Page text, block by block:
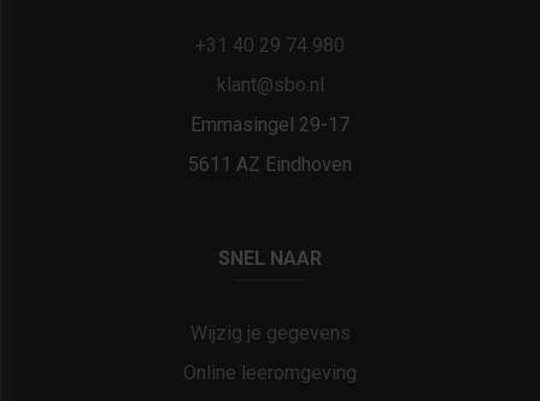
+31 40 29 74 980
klant@sbo.nl
Emmasingel 29-17
5611 AZ Eindhoven
SNEL NAAR
Wijzig je gegevens
Online leeromgeving